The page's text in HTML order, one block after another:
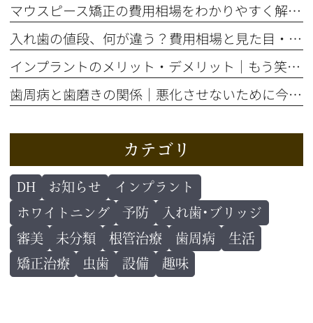
マウスピース矯正の費用相場をわかりやすく解説！総額はいくら？
入れ歯の値段、何が違う？費用相場と見た目・噛み心地の比較ポイント
インプラントのメリット・デメリット｜もう笑顔をためらわない選択とは
歯周病と歯磨きの関係｜悪化させないために今すぐ自分でできること
カテゴリ
DH お知らせ
インプラント
ホワイトニング
予防
入れ歯･ブリッジ
審美
未分類 根管治療 歯周病
生活
矯正治療
虫歯 設備 趣味